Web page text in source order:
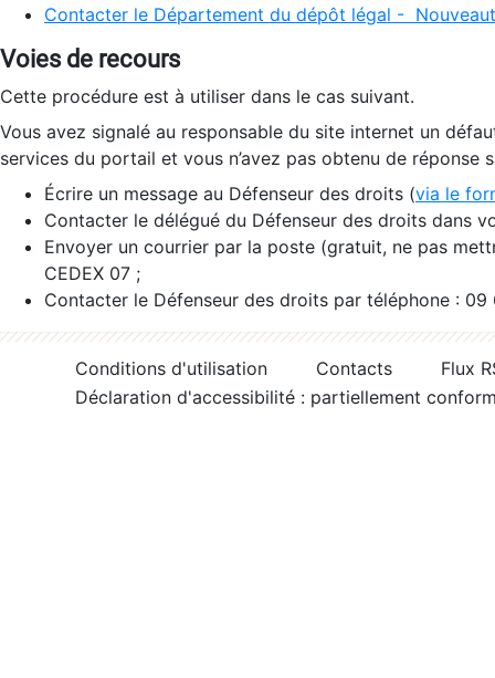
Contacter le Département du dépôt légal -
Voies de recours
Cette procédure est à utiliser dans le cas suivant.
Vous avez signalé au responsable du site internet un
services du portail et vous n’avez pas obtenu de réponse
Écrire un message au Défenseur des droits (via le
Contacter le délégué du Défenseur des droits dans
Envoyer un courrier par la poste (gratuit, ne pas
CEDEX 07 ;
Contacter le Défenseur des droits par téléphone :
Conditions d'utilisation Contacts
Flux
Déclaration d'accessibilité : partiellement